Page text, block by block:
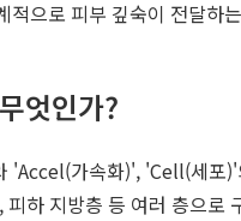
적으로 피부 깊숙이 전달하
엇인가?
'Accel(가속화)', 'Cell(세포)'
하 지방층 등 여러 층으